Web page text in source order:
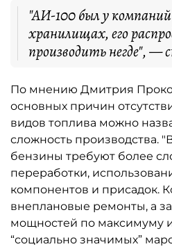
"АИ-100 был у компаний
хранилищах, его
производить негде", —
По мнению Дмитрия
основных причин
видов топлива можно
сложность производства.
бензины требуют более
переработки,
компонентов и присадок.
внеплановые ремонты, а
мощностей по максимуму
“социально значимых”